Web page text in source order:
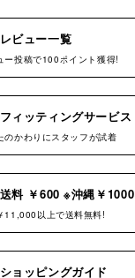
レビュー一覧
ー投稿で100ポイント獲得!
フィッティングサービス
のかわりにスタッフが試着
送料 ￥600 ※沖縄￥1000
11,000以上で送料無料!
ショッピングガイド